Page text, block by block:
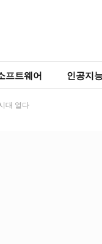
프트웨어 인공지
대 열다